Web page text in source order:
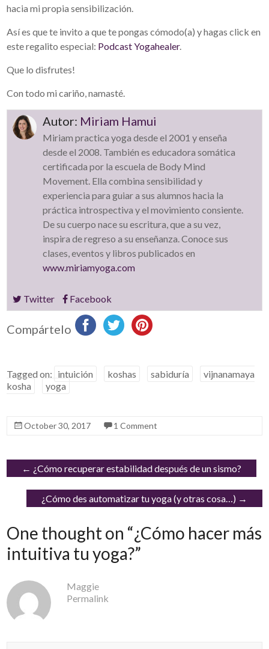
hacia mi propia sensibilización.
Así es que te invito a que te pongas cómodo(a) y hagas click en
este regalito especial: Podcast Yogahealer.
Que lo disfrutes!
Con todo mi cariño, namasté.
Autor: Miriam Hamui
Miriam practica yoga desde el 2001 y enseña
desde el 2008. También es educadora somática
certificada por la escuela de Body Mind
Movement. Ella combina sensibilidad y
experiencia para guiar a sus alumnos hacia la
práctica introspectiva y el movimiento consiente.
De su cuerpo nace su escritura, que a su vez,
inspira de regreso a su enseñanza. Conoce sus
clases, eventos y libros publicados en
www.miriamyoga.com
Twitter Facebook
Compártelo
Tagged on: intuición koshas sabiduría
vijnanamaya
kosha
yoga
October 30, 2017 1 Comment
← ¿Cómo recuperar estabilidad después de un sismo?
¿Cómo des automatizar tu yoga (y otras cosa…) →
One thought on “¿Cómo hacer más
intuitiva tu yoga?”
Maggie
Permalink